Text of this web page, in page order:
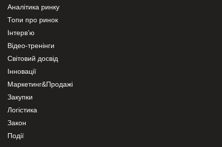
Аналітика ринку
Топи про ринок
Інтерв’ю
Відео-тренінги
Світовий досвід
Інновації
Маркетинг&Продажі
Закупки
Логістика
Закон
Події